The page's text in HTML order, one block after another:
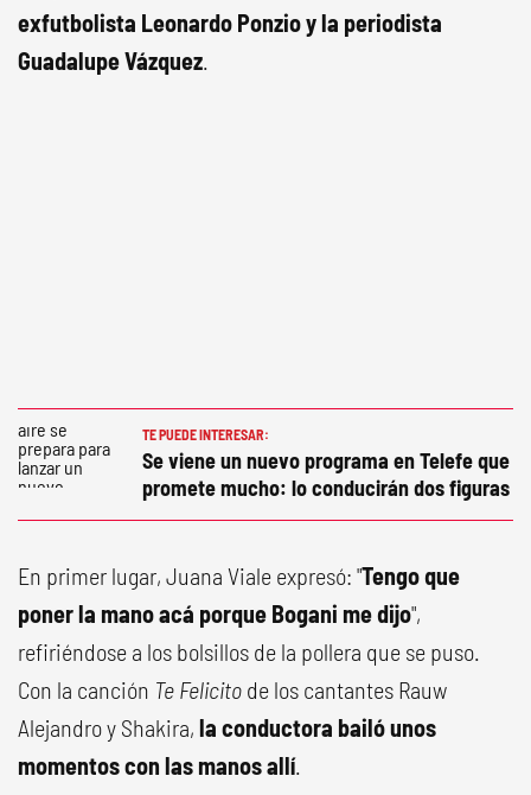
exfutbolista Leonardo Ponzio y la periodista
Guadalupe Vázquez.
TE PUEDE INTERESAR:
Se viene un nuevo programa en Telefe que
promete mucho: lo conducirán dos figuras
En primer lugar, Juana Viale expresó: "Tengo que
poner la mano acá porque Bogani me dijo",
refiriéndose a los bolsillos de la pollera que se puso.
Con la canción Te Felicito de los cantantes Rauw
Alejandro y Shakira, la conductora bailó unos
momentos con las manos allí.